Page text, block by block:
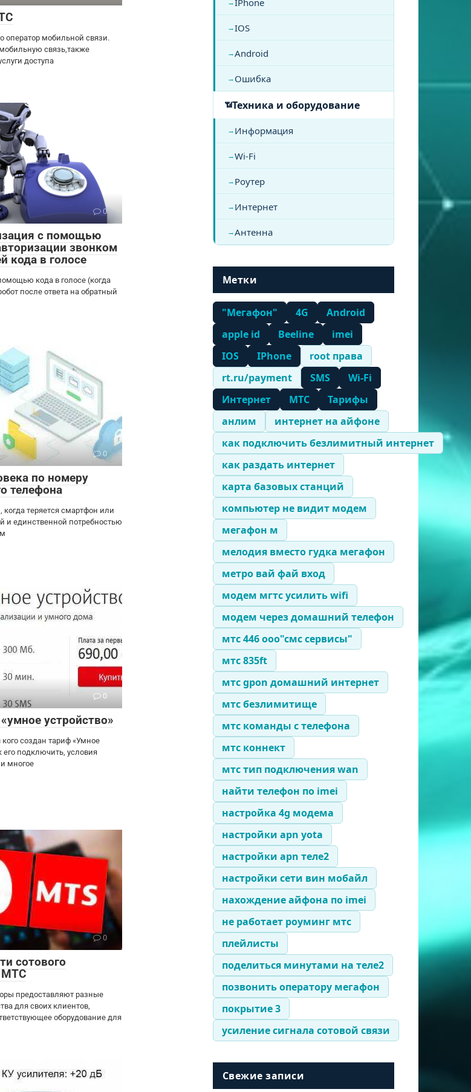
оператор мобильной связи.
связь,также
доступа
0
с помощью
звонком
кода в голосе
кода в голосе (когда
после ответа на обратный
0
по номеру
телефона
когда теряется смартфон или
и единственной потребностью
0
устройство»
создан тариф «Умное
его подключить, условия
многое
0
сотового
МТС
предоставляют разные
для своих клиентов,
оборудование для
IPhone
IOS
Android
Ошибка
Техника и оборудование
Информация
Wi-Fi
Роутер
Интернет
Антенна
Метки
"Мегафон" 4G
Android
apple id
Beeline
imei
IOS
IPhone
root права
rt.ru/payment
SMS
Wi-Fi
Интернет
МТС
Тарифы
анлим
интернет на айфоне
как подключить безлимитный интернет
как раздать интернет
карта базовых станций
компьютер не видит модем
мегафон м
мелодия вместо гудка мегафон
метро вай фай вход
модем мгтс усилить wifi
модем через домашний телефон
мтс 446 ооо"смс сервисы"
мтс 835ft
мтс gpon домашний интернет
мтс безлимитище
мтс команды с телефона
мтс коннект
мтс тип подключения wan
найти телефон по imei
настройка 4g модема
настройки apn yota
настройки apn теле2
настройки сети вин мобайл
нахождение айфона по imei
не работает роуминг мтс
плейлисты
поделиться минутами на теле2
позвонить оператору мегафон
покрытие 3
усиление сигнала сотовой связи
Свежие записи